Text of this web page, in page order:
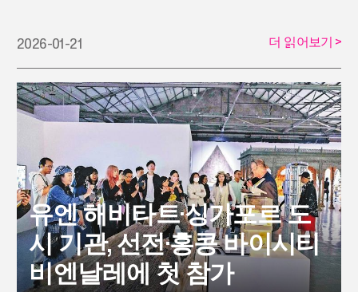
2026-01-21 더 읽어보기 >
유엔 해비타트·싱가포르 도
시 기관, 선전·홍콩 바이시티
비엔날레에 첫 참가